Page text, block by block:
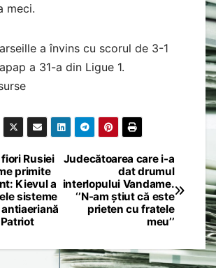
meci.
a învins cu scorul de 3-1
a 31-a din Ligue 1.
Judecătoarea care i-a
dat drumul
interlopului Vandame.
‘’N-am știut că este
prieten cu fratele
meu’’
Rusiei
primite
Kievul a
sisteme